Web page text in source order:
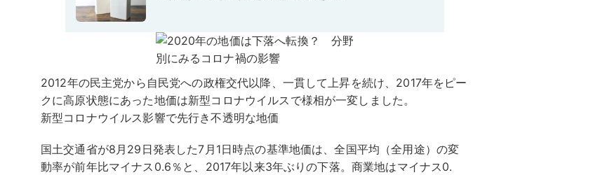
2012年の民主党から自民党への政権交代以降、一貫して上昇を続け、2017年をピー
クに高原状態にあった地価は新型コロナウイルスで様相が一変しました。
新型コロナウイルス影響で先行き不透明な地価
国土交通省が8月29日発表した7月1日時点の基準地価は、全国平均（全用途）の変
動率が前年比マイナス0.6％と、2017年以来3年ぶりの下落。商業地はマイナス0.